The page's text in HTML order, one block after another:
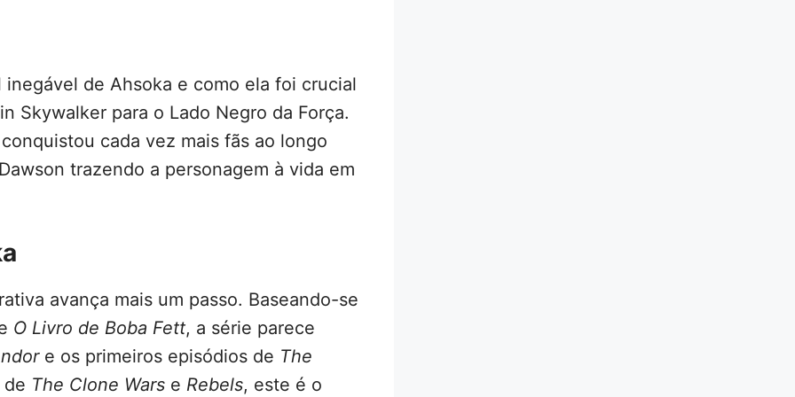
de Ahsoka e como ela foi crucial
Skywalker para o Lado Negro da Força.
cada vez mais fãs ao longo
trazendo a personagem à vida em
avança mais um passo. Baseando-se
O Livro de Boba Fett, a série parece
e os primeiros episódios de The
de The Clone Wars e Rebels, este é o